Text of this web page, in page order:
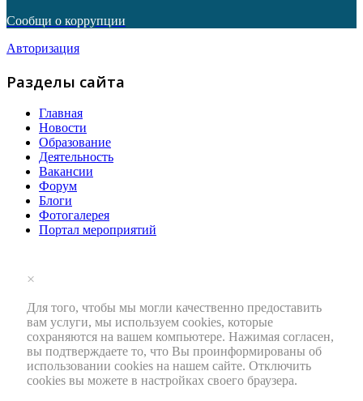
Сообщи о коррупции
Авторизация
Разделы сайта
Главная
Новости
Образование
Деятельность
Вакансии
Форум
Блоги
Фотогалерея
Портал мероприятий
×
Для того, чтобы мы могли качественно предоставить
вам услуги, мы используем cookies, которые
сохраняются на вашем компьютере. Нажимая согласен,
вы подтверждаете то, что Вы проинформированы об
использовании cookies на нашем сайте. Отключить
cookies вы можете в настройках своего браузера.